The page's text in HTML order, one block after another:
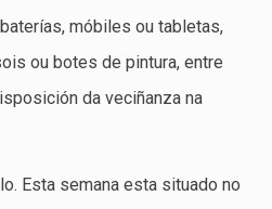
móbiles ou tabletas,
ou botes de pintura, entre
da veciñanza na
Esta semana esta situado no